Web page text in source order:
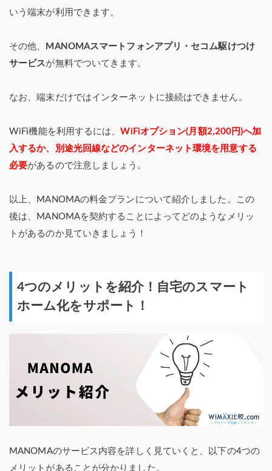
いう端末が利用できます。
その他、
MANOMAスマートフォンアプリ・セコム駆けつけ
サービスが無料でついてきます。
なお、端末だけではインターネットに接続はできません。
WiFi機能を利用するには、WiFiオプション(月額2,200円)へ加
入するか、別途光回線などのインターネット環境を用意する
必要があるので注意しましょう。
以上、MANOMAの料金プランについて紹介しました。この
後は、MANOMAを契約することによってどのようなメリッ
トがあるのか見ていきましょう！
4つのメリットを紹介！自宅のスマート
ホーム化をサポート！
MANOMAのサービス内容を詳しく見ていくと、以下の4つの
メリットがあることが分かりました。